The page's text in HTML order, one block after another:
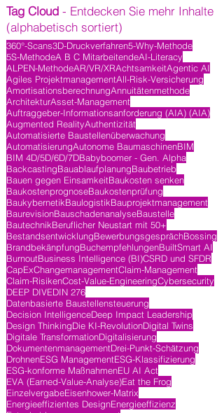
Tag Cloud - Entdecken Sie mehr Inhalte
(alphabetisch sortiert)
360°-Scans3D-Druckverfahren5-Why-Methode
5S-MethodeA B C MitarbeitendeAI-Literacy
ALPEN-MethodeAR/VR/XRAchtsamkeitAgentic AI
Agiles ProjektmanagementAll-Risk-Versicherung
AmortisationsberechnungAnnuitätenmethode
ArchitekturAsset-Management
Auftraggeber-Informationsanforderung (AIA) (AIA)
Augmented RealityAuthentizität
Automatisierte Baustellenüberwachung
AutomatisierungAutonome BaumaschinenBIM
BIM 4D/5D/6D/7DBabyboomer - Gen. Alpha
BackcastingBauablaufplanungBaubetrieb
Bauen gegen EinsamkeitBaukosten senken
BaukostenprognoseBaukostenprüfung
BaukybernetikBaulogistikBauprojektmanagement
BaurevisionBauschadenanalyseBaustelle
BautechnikBeruflicher Neustart mit 50+
BestandsentwicklungBewerbungsgesprächBossing
BrandbekänpfungBuchempfehlungenBuiltSmart AI
BurnoutBusiness Intelligence (BI)CSRD und SFDR
CapExChangemanagementClaim-Management
Claim-RisikenCost-Value-EngineeringCybersecurity
DEEP DIVEDIN 276
Datenbasierte Baustellensteuerung
Decision IntelligenceDeep Impact Leadership
Design ThinkingDie KI-RevolutionDigital Twins
Digitale TransformationDigitalisierung
DokumentenmanagementDrei-Punkt-Schätzung
DrohnenESG ManagementESG-Klassifizierung
ESG-konforme MaßnahmenEU AI Act
EVA (Earned-Value-Analyse)Eat the Frog
EinzelvergabeEisenhower-Matrix
Energieeffizientes DesignEnergieeffizienz